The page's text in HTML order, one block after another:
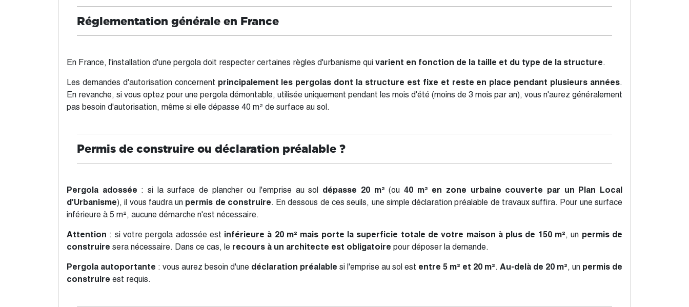
Réglementation générale en France
En France, l'installation d'une pergola doit respecter certaines règles d'urbanisme qui varient en fonction de la taille et du type de la structure.
Les demandes d'autorisation concernent principalement les pergolas dont la structure est fixe et reste en place pendant plusieurs années.
En revanche, si vous optez pour une pergola démontable, utilisée uniquement pendant les mois d'été (moins de 3 mois par an), vous n'aurez généralement
pas besoin d'autorisation, même si elle dépasse 40 m² de surface au sol.
Permis de construire ou déclaration préalable ?
Pergola adossée : si la surface de plancher ou l'emprise au sol dépasse 20 m² (ou 40 m² en zone urbaine couverte par un Plan Local
d'Urbanisme), il vous faudra un permis de construire. En dessous de ces seuils, une simple déclaration préalable de travaux suffira. Pour une surface
inférieure à 5 m², aucune démarche n'est nécessaire.
Attention : si votre pergola adossée est inférieure à 20 m² mais porte la superficie totale de votre maison à plus de 150 m², un permis de
construire sera nécessaire. Dans ce cas, le recours à un architecte est obligatoire pour déposer la demande.
Pergola autoportante : vous aurez besoin d'une déclaration préalable si l'emprise au sol est entre 5 m² et 20 m². Au-delà de 20 m², un permis de
construire est requis.